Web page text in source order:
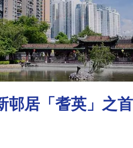
居「耆英」之首